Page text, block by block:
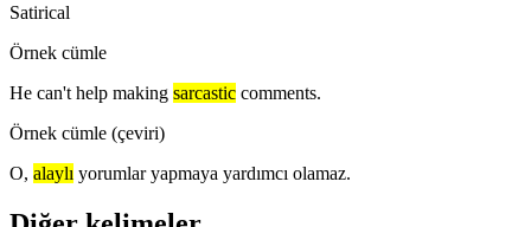
Satirical
Örnek cümle
He can't help making sarcastic comments.
Örnek cümle (çeviri)
O, alaylı yorumlar yapmaya yardımcı olamaz.